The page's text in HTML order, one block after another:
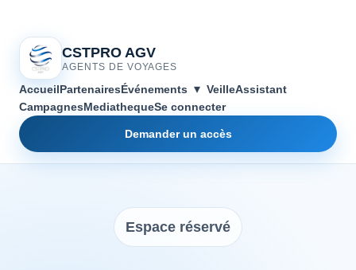
CSTPRO AGV
AGENTS DE VOYAGES
AccueilPartenairesÉvénements ▾ VeilleAssistant
CampagnesMediathequeSe connecter
Demander un accès
Espace réservé